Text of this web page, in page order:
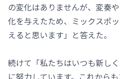
の変化はありませんが、変奏
化を与えたため、ミックスポ
えると思います」と答えた。
続けて「私たちはいつも新し